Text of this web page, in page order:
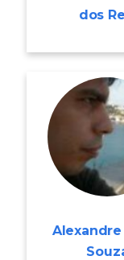
dos
Alexandre